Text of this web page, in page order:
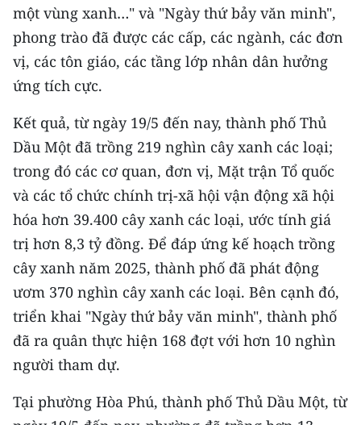
ENGLISH
中文
FRANÇAIS
РУССКИЙ
ESPAÑOL
한국어
một vùng xanh…" và "Ngày thứ bảy văn minh",
phong trào đã được các cấp, các ngành, các đơn
vị, các tôn giáo, các tầng lớp nhân dân hưởng
ứng tích cực.
Kết quả, từ ngày 19/5 đến nay, thành phố Thủ
Dầu Một đã trồng 219 nghìn cây xanh các loại;
trong đó các cơ quan, đơn vị, Mặt trận Tổ quốc
và các tổ chức chính trị-xã hội vận động xã hội
hóa hơn 39.400 cây xanh các loại, ước tính giá
trị hơn 8,3 tỷ đồng. Để đáp ứng kế hoạch trồng
cây xanh năm 2025, thành phố đã phát động
ươm 370 nghìn cây xanh các loại. Bên cạnh đó,
triển khai "Ngày thứ bảy văn minh", thành phố
đã ra quân thực hiện 168 đợt với hơn 10 nghìn
người tham dự.
Tại phường Hòa Phú, thành phố Thủ Dầu Một, từ